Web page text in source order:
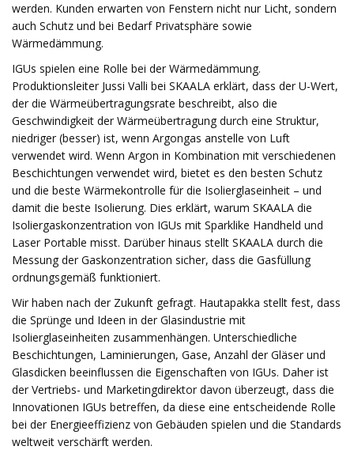
werden. Kunden erwarten von Fenstern nicht nur Licht, sondern
auch Schutz und bei Bedarf Privatsphäre sowie
Wärmedämmung.
IGUs spielen eine Rolle bei der Wärmedämmung.
Produktionsleiter Jussi Valli bei SKAALA erklärt, dass der U-Wert,
der die Wärmeübertragungsrate beschreibt, also die
Geschwindigkeit der Wärmeübertragung durch eine Struktur,
niedriger (besser) ist, wenn Argongas anstelle von Luft
verwendet wird. Wenn Argon in Kombination mit verschiedenen
Beschichtungen verwendet wird, bietet es den besten Schutz
und die beste Wärmekontrolle für die Isolierglaseinheit – und
damit die beste Isolierung. Dies erklärt, warum SKAALA die
Isoliergaskonzentration von IGUs mit Sparklike Handheld und
Laser Portable misst. Darüber hinaus stellt SKAALA durch die
Messung der Gaskonzentration sicher, dass die Gasfüllung
ordnungsgemäß funktioniert.
Wir haben nach der Zukunft gefragt. Hautapakka stellt fest, dass
die Sprünge und Ideen in der Glasindustrie mit
Isolierglaseinheiten zusammenhängen. Unterschiedliche
Beschichtungen, Laminierungen, Gase, Anzahl der Gläser und
Glasdicken beeinflussen die Eigenschaften von IGUs. Daher ist
der Vertriebs- und Marketingdirektor davon überzeugt, dass die
Innovationen IGUs betreffen, da diese eine entscheidende Rolle
bei der Energieeffizienz von Gebäuden spielen und die Standards
weltweit verschärft werden.